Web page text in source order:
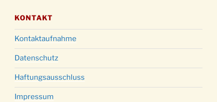
KONTAKT
Kontaktaufnahme
Datenschutz
Haftungsausschluss
Impressum